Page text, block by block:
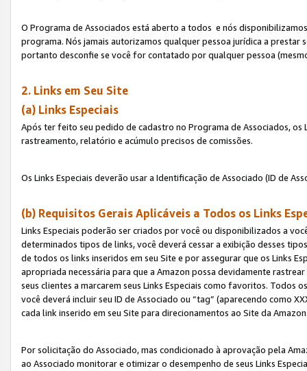
O Programa de Associados está aberto a todos e nós
programa. Nós jamais autorizamos qualquer pessoa jurídica a
portanto desconfie se você for contatado por qualquer pessoa
2. Links em Seu Site
(a) Links Especiais
Após ter feito seu pedido de cadastro no Programa de Associados, os
rastreamento, relatório e acúmulo precisos de comissões.
Os Links Especiais deverão usar a Identificação de Associado (ID de
(b) Requisitos Gerais Aplicáveis a Todos os Links
Links Especiais poderão ser criados por você ou disponibilizados a
determinados tipos de links, você deverá cessar a exibição desses
de todos os links inseridos em seu Site e por assegurar que os Links
apropriada necessária para que a Amazon possa devidamente
seus clientes a marcarem seus Links Especiais como favoritos. Todos
você deverá incluir seu ID de Associado ou “tag” (aparecendo como
cada link inserido em seu Site para direcionamentos ao Site da
Por solicitação do Associado, mas condicionado à aprovação pela
ao Associado monitorar e otimizar o desempenho de seus Links